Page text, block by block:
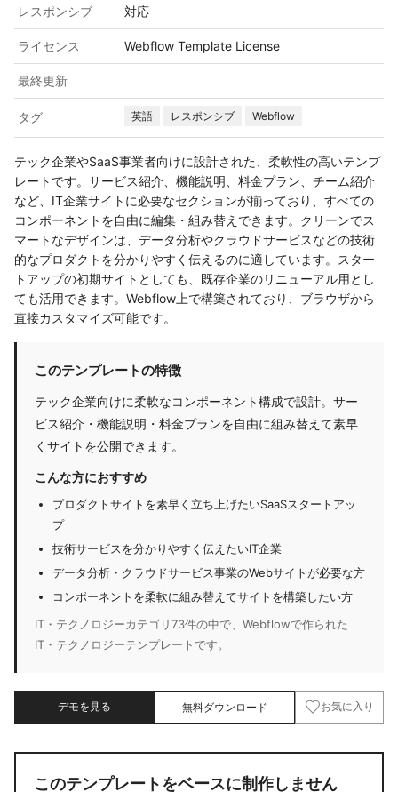
レスポンシブ 対応
ライセンス Webflow Template License
最終更新
タグ 英語 レスポンシブ Webflow
テック企業やSaaS事業者向けに設計された、柔軟性の高いテンプ
レートです。サービス紹介、機能説明、料金プラン、チーム紹介
など、IT企業サイトに必要なセクションが揃っており、すべての
コンポーネントを自由に編集・組み替えできます。クリーンでス
マートなデザインは、データ分析やクラウドサービスなどの技術
的なプロダクトを分かりやすく伝えるのに適しています。スター
トアップの初期サイトとしても、既存企業のリニューアル用とし
ても活用できます。Webflow上で構築されており、ブラウザから
直接カスタマイズ可能です。
このテンプレートの特徴
テック企業向けに柔軟なコンポーネント構成で設計。サー
ビス紹介・機能説明・料金プランを自由に組み替えて素早
くサイトを公開できます。
こんな方におすすめ
プロダクトサイトを素早く立ち上げたいSaaSスタートアッ
プ
技術サービスを分かりやすく伝えたいIT企業
データ分析・クラウドサービス事業のWebサイトが必要な方
コンポーネントを柔軟に組み替えてサイトを構築したい方
IT・テクノロジーカテゴリ73件の中で、Webflowで作られた
IT・テクノロジーテンプレートです。
デモを見る 無料ダウンロード お気に入り
このテンプレートをベースに制作しません